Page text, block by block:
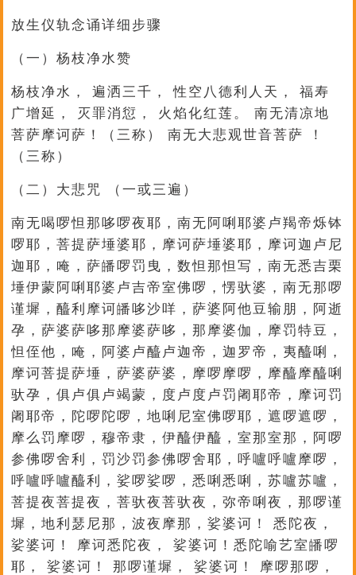
放生仪轨念诵详细步骤
（一）杨枝净水赞
杨枝净水， 遍洒三千， 性空八德利人天， 福寿
广增延， 灭罪消愆， 火焰化红莲。 南无清凉地
菩萨摩诃萨！（三称） 南无大悲观世音菩萨 ！
（三称）
（二）大悲咒 （一或三遍）
南无喝啰怛那哆啰夜耶，南无阿唎耶婆卢羯帝烁钵
啰耶，菩提萨埵婆耶，摩诃萨埵婆耶，摩诃迦卢尼
迦耶，唵，萨皤啰罚曳，数怛那怛写，南无悉吉栗
埵伊蒙阿唎耶婆卢吉帝室佛啰，愣驮婆，南无那啰
谨墀，醯利摩诃皤哆沙咩，萨婆阿他豆输朋，阿逝
孕，萨婆萨哆那摩婆萨哆，那摩婆伽，摩罚特豆，
怛侄他，唵，阿婆卢醯卢迦帝，迦罗帝，夷醯唎，
摩诃菩提萨埵，萨婆萨婆，摩啰摩啰，摩醯摩醯唎
驮孕，俱卢俱卢竭蒙，度卢度卢罚阇耶帝，摩诃罚
阇耶帝，陀啰陀啰，地唎尼室佛啰耶，遮啰遮啰，
摩么罚摩啰，穆帝隶，伊醯伊醯，室那室那，阿啰
参佛啰舍利，罚沙罚参佛啰舍耶，呼嚧呼嚧摩啰，
呼嚧呼嚧醯利，娑啰娑啰，悉唎悉唎，苏嚧苏嚧，
菩提夜菩提夜，菩驮夜菩驮夜，弥帝唎夜，那啰谨
墀，地利瑟尼那，波夜摩那，娑婆诃！ 悉陀夜，
娑婆诃！ 摩诃悉陀夜， 娑婆诃！悉陀喻艺室皤啰
耶， 娑婆诃！ 那啰谨墀， 娑婆诃！ 摩啰那啰，